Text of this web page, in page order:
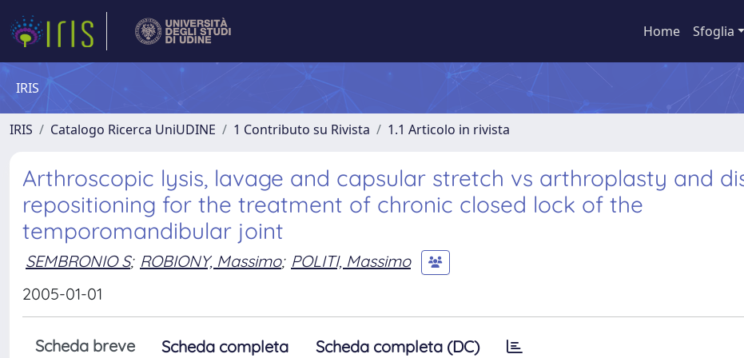
Home Sfoglia
IRIS
IRIS Catalogo Ricerca UniUDINE 1 Contributo su Rivista 1.1 Articolo in rivista
Arthroscopic lysis, lavage and capsular stretch vs arthroplasty and
repositioning for the treatment of chronic closed lock of the
temporomandibular joint
SEMBRONIO S; ROBIONY, Massimo; POLITI, Massimo
2005-01-01
Scheda breve Scheda completa Scheda completa (DC)